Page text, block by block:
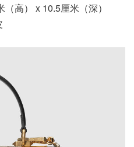
高） x 10.5厘米（深）